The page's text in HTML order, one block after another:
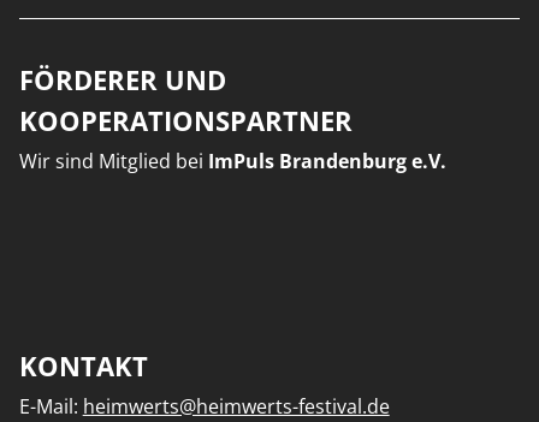
FÖRDERER UND
KOOPERATIONSPARTNER
Wir sind Mitglied bei ImPuls Brandenburg e.V.
KONTAKT
E-Mail: heimwerts@heimwerts-festival.de